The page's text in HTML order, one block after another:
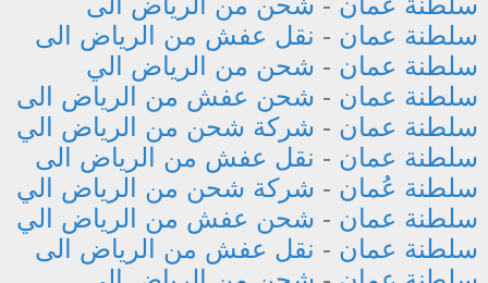
سلطنة عمان - نقل عفش من الرياض الى
سلطنة عمان - شحن من الرياض الي
سلطنة عمان - شحن عفش من الرياض الى
سلطنة عمان - شركة شحن من الرياض الي
سلطنة عمان - نقل عفش من الرياض الى
سلطنة عُمان - شركة شحن من الرياض الي
سلطنة عمان - شحن عفش من الرياض الي
سلطنة عمان - نقل عفش من الرياض الى